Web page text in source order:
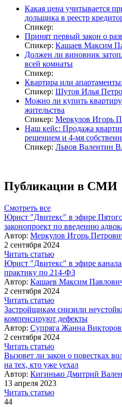
Какая цена учитывается
дольщика в реестр
Спикер:
Принят первый закон о
Спикер: Кашаев Максим
Должен ли виновник
всей комнаты
Спикер:
Квартира или
Спикер: Шутов Илья
Можно ли купить квартиру
жительства
Спикер: Меркулов Игорь
Наш кейс: Продажа
решением и 4-мя
Спикер: Львов Валентин
Публикации в СМИ
Смотреть все
Юрист "Двитекс" в эфире
законопроект по введению
Автор: Меркулов Игорь
2 сентября 2024
Читать статью
Юрист "Двитекс" в эфире
практику по 214-ФЗ
Автор: Кашаев Максим
2 сентября 2024
Читать статью
Застройщикам снизили
компенсируют дефекты
Автор: Супряга Жанна
2 сентября 2024
Читать статью
Вызовет ли закон о повестках
на тех, кто уже уехал
Автор: Кигинько Дмитрий
13 апреля 2023
Читать статью
44